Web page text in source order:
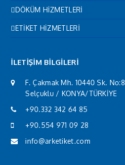
DÖKÜM HİZMETLERİ
ETİKET HİZMETLERİ
İLETİŞİM BİLGİLERİ
F. Çakmak Mh. 10440 Sk. No:8
Selçuklu / KONYA/TÜRKİYE
+90.332 342 64 85
+90.554 971 09 28
info@arketiket.com